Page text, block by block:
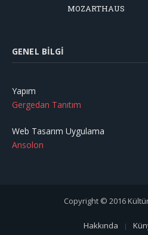
MOZARTHAUS
GENEL BILGI
Yapım
Gergedan Tanıtım
Web Tasarım Uygulama
Ansolon
Copyright © 2016
Hakkında